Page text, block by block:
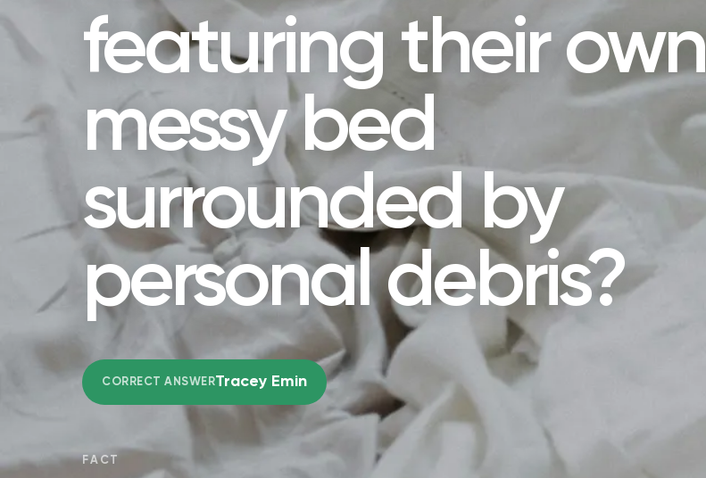
featuring their own
messy bed
surrounded by
personal debris?
CORRECT ANSWERTracey Emin
FACT